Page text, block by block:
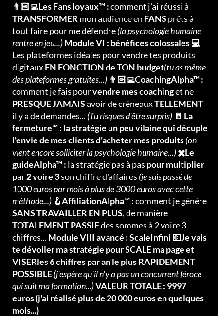
👨🏻‍💻Les Fans loyaux™ :comment j'ai réussi à
TRANSFORMER mon audience en FANS prêts à
tout faire pour me défendre(la psychologie humaine
rentre en jeu...)Module VI : bénéfices colossales 💻
Les plateformes idéales pour vendre tes produits
digitauxEN FONCTION de TON budget(tu as même
des plateformes gratuites...) 👨🏻‍💻CoachingAlpha™ :
comment je fais pourvendre mes coachinget ne
PRESQUE JAMAISavoir de créneauxTELLEMENT
il y a de demandes... (Tu risques d'être surpris) 🚪 La
fermeture™ : la stratégie un peu vilaine qui décuple
l'envie de mes clients d'acheter mes produits(on
vient encore solliciter la psychologie humaine...)✖️Le
guideAlpha™ : la stratégie pas à pas pour multiplier
par 2 voire 3son chiffre d'affaires (je suis passé de
1000 euros par mois à plus de 3000 euros avec cette
méthode...) 🪝AffiliationAlpha™ :comment je génère
SANS TRAVAILLER EN PLUS, de manière
TOTALEMENT PASSIFdes sommes à 2 voire 3
chiffres... Module VIII avancé : ScaleInfini 💶Je vais
te dévoiler ma stratégie pour SCALE ma page et
VISERles 6 chiffres par an le plus RAPIDEMENT
POSSIBLE(j'espère qu'il n'y a pas un concurrent féroce
qui suit ma formation...)VALEUR TOTALE : 9997
euros (j'ai réalisé plus de 20 000 euros en quelques
mois...)